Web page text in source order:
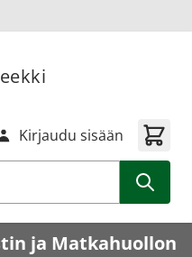
Kirjaudu sisään
ja Matkahuollon